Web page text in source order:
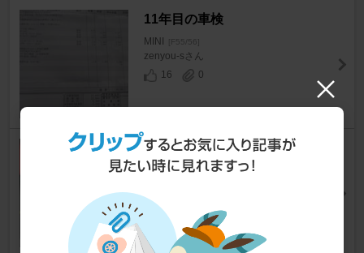
11年目の車検
MINI [F55/56]
zenyou-sさん
16
0
おっさんでもできるエアコンフ
ィルター交換
鎌人さん
52